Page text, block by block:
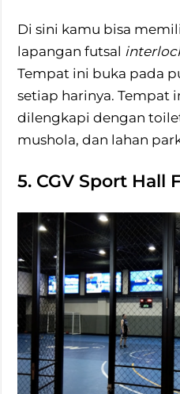
Di sini kamu bisa
lapangan futsal
Tempat ini buka pada
setiap harinya. Tempat
dilengkapi dengan
mushola, dan lahan
5. CGV Sport Hall